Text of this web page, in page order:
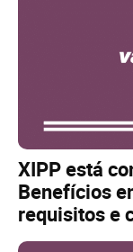
XIPP está
Benefícios
requisitos e